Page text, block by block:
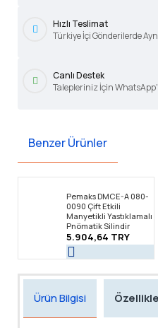
Hızlı Teslimat
Türkiye İçi Gönderilerde
Canlı Destek
Talepleriniz İçin WhatsApp'
Benzer Ürünler
Pemaks DMCE-A 080-
0090 Çift Etkili
Manyetikli Yastıklamalı
Pnömatik Silindir
5.904,64 TRY
Ürün Bilgisi